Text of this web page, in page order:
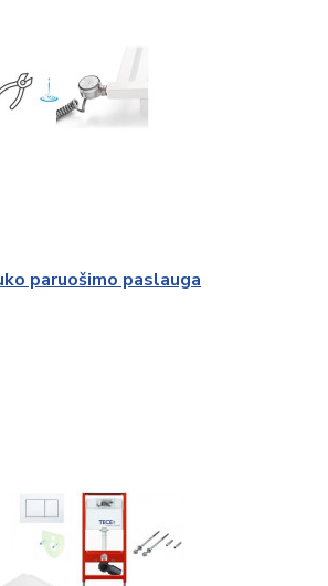
paruošimo paslauga